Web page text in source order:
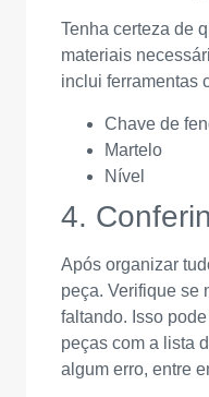
Tenha certeza de
materiais
inclui ferramentas
Chave de
Martelo
Nível
4.
Após organizar
peça. Verifique se
faltando. Isso
peças com a lista
algum erro, entre